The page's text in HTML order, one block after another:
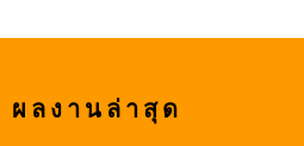
ผลงานล่าสุด